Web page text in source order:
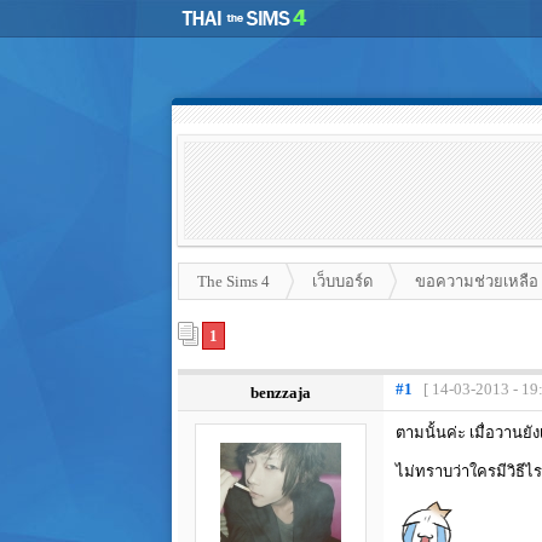
The Sims 4 เว็บบอร์ด ขอความช่วยเหลือ
1
benzzaja #1 [ 14-03-2013 -
ตามนั้นค่ะ เมื่อวานยั
ไม่ทราบว่าใครมีวิธีไ